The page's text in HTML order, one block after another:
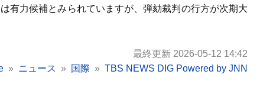
有力候補とみられていますが、弾劾裁判の行方が次期大
最終更新 2026-05-12 14:42
ニュース 国際 TBS NEWS DIG Powered by JNN